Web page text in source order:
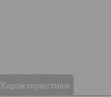
Характеристики